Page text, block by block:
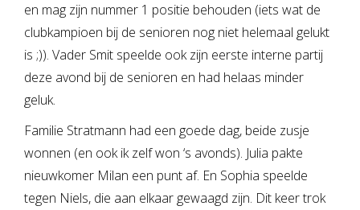
en mag zijn nummer 1 positie behouden (iets wat de
clubkampioen bij de senioren nog niet helemaal gelukt
is ;)). Vader Smit speelde ook zijn eerste interne partij
deze avond bij de senioren en had helaas minder
geluk.
Familie Stratmann had een goede dag, beide zusje
wonnen (en ook ik zelf won ‘s avonds). Julia pakte
nieuwkomer Milan een punt af. En Sophia speelde
tegen Niels, die aan elkaar gewaagd zijn. Dit keer trok